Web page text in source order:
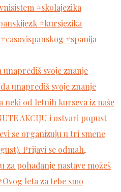
svoje znanje